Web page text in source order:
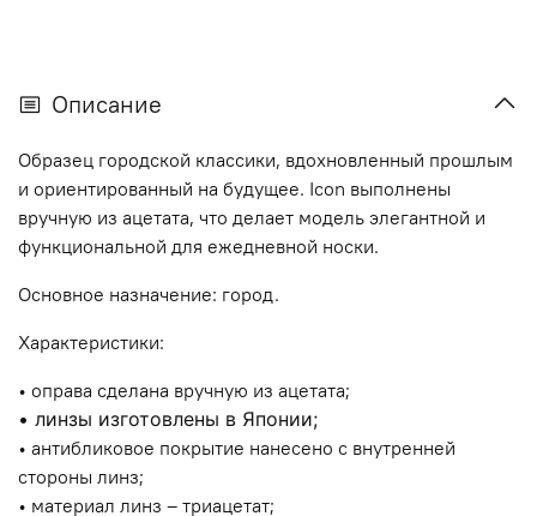
Описание
Образец городской классики, вдохновленный прошлым
и ориентированный на будущее. Icon выполнены
вручную из ацетата, что делает модель элегантной и
функциональной для ежедневной носки.
Основное назначение: город.
Характеристики:
• оправа сделана вручную из ацетата;
• линзы изготовлены в Японии;
• антибликовое покрытие нанесено с внутренней
стороны линз;
• материал линз – триацетат;